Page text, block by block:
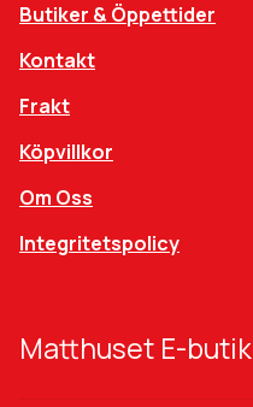
Butiker & Öppettider
Kontakt
Frakt
Köpvillkor
Om Oss
Integritetspolicy
Matthuset E-butik